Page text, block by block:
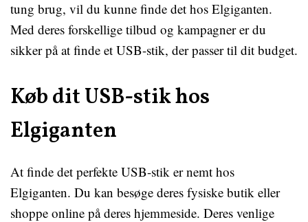
tung brug, vil du kunne finde det hos Elgiganten.
Med deres forskellige tilbud og kampagner er du
sikker på at finde et USB-stik, der passer til dit budget.
Køb dit USB-stik hos
Elgiganten
At finde det perfekte USB-stik er nemt hos
Elgiganten. Du kan besøge deres fysiske butik eller
shoppe online på deres hjemmeside. Deres venlige